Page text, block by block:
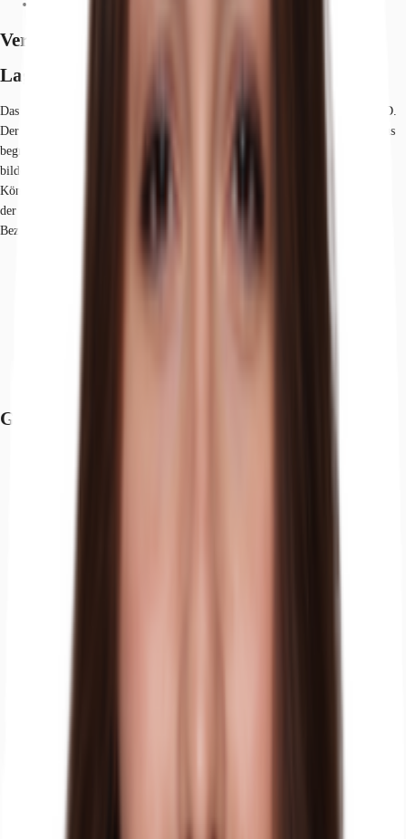
Verfügbare Fläche
Lage und Verkehrsanbindung
Das Objekt befindet sich in renommierter Lage mitten im Düsseldorfer CBD.
Der CBD wird im Süden vom Gap 15 und im Norden vom Dreischeibenhaus
begrenzt. Die Berliner Allee sowie Kasernenstraße / Heinrich-Heine-Allee
bilden östlich und westlich die Grenze. Herzstück ist somit die berühmte
Königsallee. Zahlreiche namhafte Unternehmen am Standort profitieren von
der idealen ÖPNV-Anbindung sowie der hervorragenden Infrastruktur in
Bezug auf die tägliche Nahversorgung.
Grundrisse